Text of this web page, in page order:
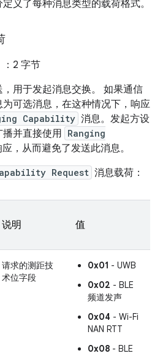
义了每种消息类型的载荷格式。
：2 字节
，用于发起消息交换。 如果通信
可选消息，在这种情况下，响应
Capability 消息。发起方设
并直接使用 Ranging
，从而避免了发送此消息。
Request 消息载荷：
说明 值
请求的测距技
术位字段
0x01 - UWB
0x02 - BLE
频道发声
0x04 - Wi-Fi
NAN RTT
0x08 - BLE